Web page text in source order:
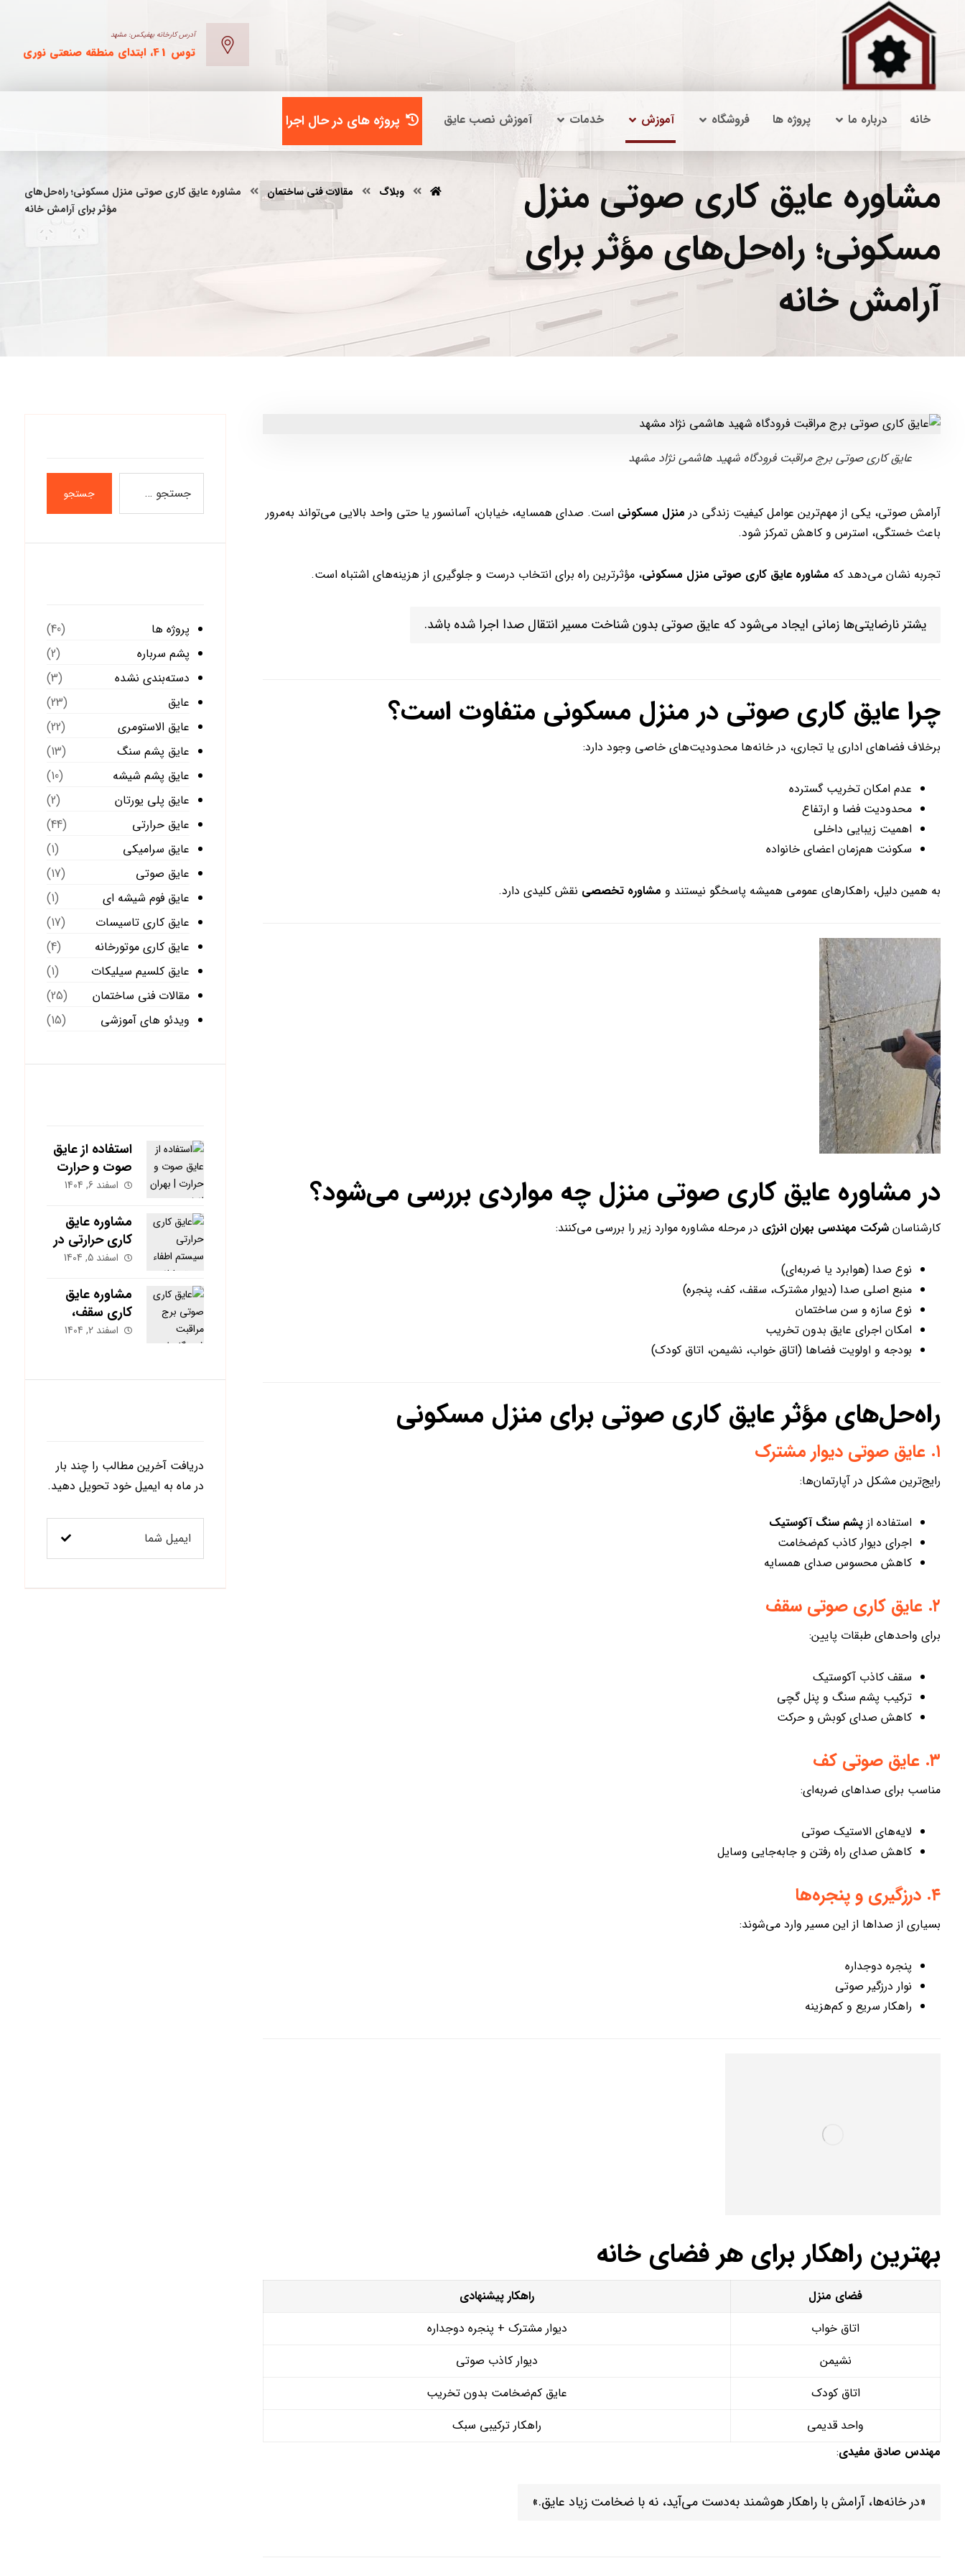
آدرس کارخانه بهفیکس: مشهد
توس 41، ابتدای منطقه صنعتی نوری
خانه درباره ما پروژه ها فروشگاه آموزش خدمات آموزش نصب عایق پروژه های در حال اجرا
مشاوره عایق کاری صوتی منزل
مسکونی؛ راه‌حل‌های مؤثر برای
آرامش خانه
وبلاگ مقالات فنی ساختمان
مشاوره عایق کاری صوتی منزل مسکونی؛ راه‌حل‌های
مؤثر برای آرامش خانه
عایق کاری صوتی برج مراقبت فرودگاه شهید هاشمی نژاد مشهد
آرامش صوتی، یکی از مهم‌ترین عوامل کیفیت زندگی در منزل مسکونی است. صدای همسایه، خیابان، آسانسور یا حتی واحد بالایی می‌تواند به‌مرور
باعث خستگی، استرس و کاهش تمرکز شود.
تجربه نشان می‌دهد که مشاوره عایق کاری صوتی منزل مسکونی، مؤثرترین راه برای انتخاب درست و جلوگیری از هزینه‌های اشتباه است.
یشتر نارضایتی‌ها زمانی ایجاد می‌شود که عایق صوتی بدون شناخت مسیر انتقال صدا اجرا شده باشد.
چرا عایق کاری صوتی در منزل مسکونی متفاوت است؟
برخلاف فضاهای اداری یا تجاری، در خانه‌ها محدودیت‌های خاصی وجود دارد:
عدم امکان تخریب گسترده
محدودیت فضا و ارتفاع
اهمیت زیبایی داخلی
سکونت هم‌زمان اعضای خانواده
به همین دلیل، راهکارهای عمومی همیشه پاسخگو نیستند و مشاوره تخصصی نقش کلیدی دارد.
در مشاوره عایق کاری صوتی منزل چه مواردی بررسی می‌شود؟
کارشناسان شرکت مهندسی بهران انرژی در مرحله مشاوره موارد زیر را بررسی می‌کنند:
نوع صدا (هوابرد یا ضربه‌ای)
منبع اصلی صدا (دیوار مشترک، سقف، کف، پنجره)
نوع سازه و سن ساختمان
امکان اجرای عایق بدون تخریب
بودجه و اولویت فضاها (اتاق خواب، نشیمن، اتاق کودک)
راه‌حل‌های مؤثر عایق کاری صوتی برای منزل مسکونی
۱. عایق صوتی دیوار مشترک
رایج‌ترین مشکل در آپارتمان‌ها:
استفاده از پشم سنگ آکوستیک
اجرای دیوار کاذب کم‌ضخامت
کاهش محسوس صدای همسایه
۲. عایق کاری صوتی سقف
برای واحدهای طبقات پایین:
سقف کاذب آکوستیک
ترکیب پشم سنگ و پنل گچی
کاهش صدای کوبش و حرکت
۳. عایق صوتی کف
مناسب برای صداهای ضربه‌ای:
لایه‌های الاستیک صوتی
کاهش صدای راه رفتن و جابه‌جایی وسایل
۴. درزگیری و پنجره‌ها
بسیاری از صداها از این مسیر وارد می‌شوند:
پنجره دوجداره
نوار درزگیر صوتی
راهکار سریع و کم‌هزینه
بهترین راهکار برای هر فضای خانه
فضای منزل
راهکار پیشنهادی
اتاق خواب
دیوار مشترک + پنجره دوجداره
نشیمن
دیوار کاذب صوتی
اتاق کودک
عایق کم‌ضخامت بدون تخریب
واحد قدیمی
راهکار ترکیبی سبک
مهندس صادق مفیدی:
«در خانه‌ها، آرامش با راهکار هوشمند به‌دست می‌آید، نه با ضخامت زیاد عایق.»
جستجو
پروژه ها
(40)
پشم سرباره
(2)
دسته‌بندی نشده
(3)
عایق
(23)
عایق الاستومری
(22)
عایق پشم سنگ
(13)
عایق پشم شیشه
(10)
عایق پلی یورتان
(2)
عایق حرارتی
(44)
عایق سرامیکی
(1)
عایق صوتی
(17)
عایق فوم شیشه ای
(1)
عایق کاری تاسیسات
(17)
عایق کاری موتورخانه
(4)
عایق کلسیم سیلیکات
(1)
مقالات فنی ساختمان
(25)
ویدئو های آموزشی
(15)
استفاده از عایق
صوت و حرارت
در پروژه برند
انرژی
اسفند 6, 1404
مشاوره عایق
کاری حرارتی در
مشهد؛ کاهش
ساختمان
اسفند 5, 1404
مشاوره عایق
کاری سقف،
دیوار و کف؛
دارد؟
اسفند 2, 1404
دریافت آخرین مطالب را چند بار
در ماه به ایمیل خود تحویل دهید.